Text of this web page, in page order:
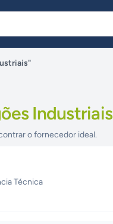
Industriais
o fornecedor ideal.
Técnica